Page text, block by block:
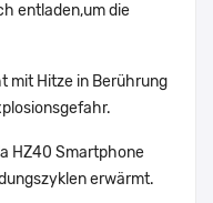
entladen,um die
mit Hitze in Berührung
HZ40 Smartphone
erwärmt.